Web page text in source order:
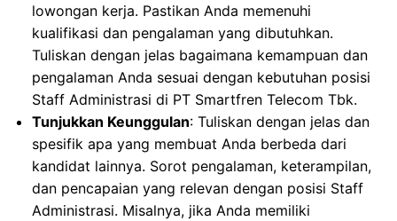
lowongan kerja. Pastikan Anda memenuhi
kualifikasi dan pengalaman yang dibutuhkan.
Tuliskan dengan jelas bagaimana kemampuan dan
pengalaman Anda sesuai dengan kebutuhan posisi
Staff Administrasi di PT Smartfren Telecom Tbk.
Tunjukkan Keunggulan: Tuliskan dengan jelas dan
spesifik apa yang membuat Anda berbeda dari
kandidat lainnya. Sorot pengalaman, keterampilan,
dan pencapaian yang relevan dengan posisi Staff
Administrasi. Misalnya, jika Anda memiliki